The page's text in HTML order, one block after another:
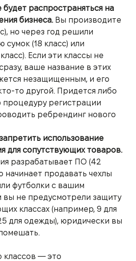
распространяться на
бизнеса. Вы производите
но через год решили
сумок (18 класс) или
Если эти классы не
ваше название в этих
незащищенным, и его
то другой. Придется либо
процедуру регистрации
ребрендинг нового
использование
для сопутствующих товаров.
разрабатывает ПО (42
начинает продавать чехлы
футболки с вашим
вы не предусмотрели защиту
классах (например, 9 для
для одежды), юридически вы
классов — это